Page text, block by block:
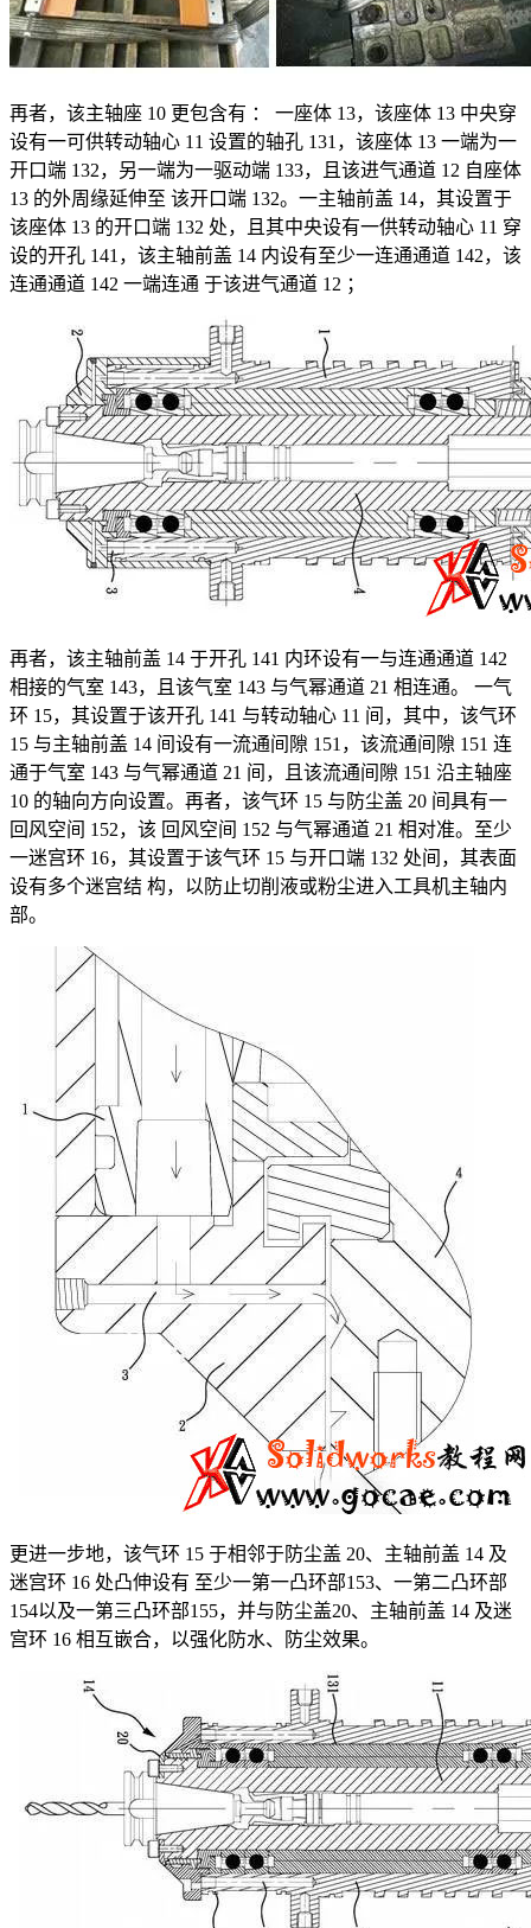
再者，该主轴座 10 更包含有 ： 一座体 13，该座体 13 中央穿
设有一可供转动轴心 11 设置的轴孔 131，该座体 13 一端为一
开口端 132，另一端为一驱动端 133，且该进气通道 12 自座体
13 的外周缘延伸至 该开口端 132。一主轴前盖 14，其设置于
该座体 13 的开口端 132 处，且其中央设有一供转动轴心 11 穿
设的开孔 141，该主轴前盖 14 内设有至少一连通通道 142，该
连通通道 142 一端连通 于该进气通道 12 ；
再者，该主轴前盖 14 于开孔 141 内环设有一与连通通道 142
相接的气室 143，且该气室 143 与气幂通道 21 相连通。 一气
环 15，其设置于该开孔 141 与转动轴心 11 间，其中，该气环
15 与主轴前盖 14 间设有一流通间隙 151，该流通间隙 151 连
通于气室 143 与气幂通道 21 间，且该流通间隙 151 沿主轴座
10 的轴向方向设置。再者，该气环 15 与防尘盖 20 间具有一
回风空间 152，该 回风空间 152 与气幂通道 21 相对准。至少
一迷宫环 16，其设置于该气环 15 与开口端 132 处间，其表面
设有多个迷宫结 构，以防止切削液或粉尘进入工具机主轴内
部。
更进一步地，该气环 15 于相邻于防尘盖 20、主轴前盖 14 及
迷宫环 16 处凸伸设有 至少一第一凸环部153、一第二凸环部
154以及一第三凸环部155，并与防尘盖20、主轴前盖 14 及迷
宫环 16 相互嵌合，以强化防水、防尘效果。